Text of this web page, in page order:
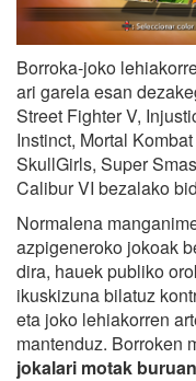
Borroka-joko
ari garela esan
Street Fighter V,
Instinct, Mortal
SkullGirls, Super
Calibur VI bezalako
Normalena
azpigeneroko jokoak
dira, hauek publiko
ikuskizuna bilatuz
eta joko lehiakorren
mantenduz. Borroken
jokalari motak